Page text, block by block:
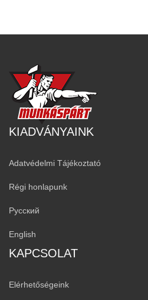
KIADVÁNYAINK
Adatvédelmi Tájékoztató
Régi honlapunk
Русский
English
KAPCSOLAT
Elérhetőségeink